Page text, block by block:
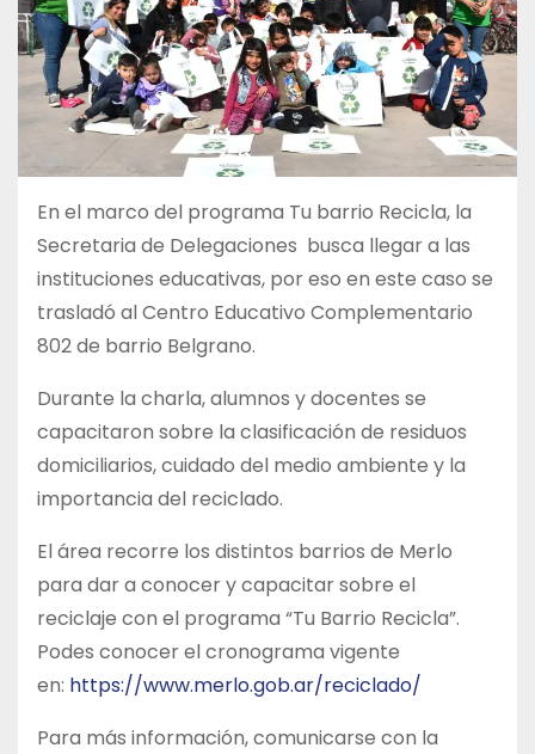
En el marco del programa Tu barrio Recicla, la
Secretaria de Delegaciones busca llegar a las
instituciones educativas, por eso en este caso se
trasladó al Centro Educativo Complementario
802 de barrio Belgrano.
Durante la charla, alumnos y docentes se
capacitaron sobre la clasificación de residuos
domiciliarios, cuidado del medio ambiente y la
importancia del reciclado.
El área recorre los distintos barrios de Merlo
para dar a conocer y capacitar sobre el
reciclaje con el programa “Tu Barrio Recicla”.
Podes conocer el cronograma vigente
en: https://www.merlo.gob.ar/reciclado/
Para más información, comunicarse con la